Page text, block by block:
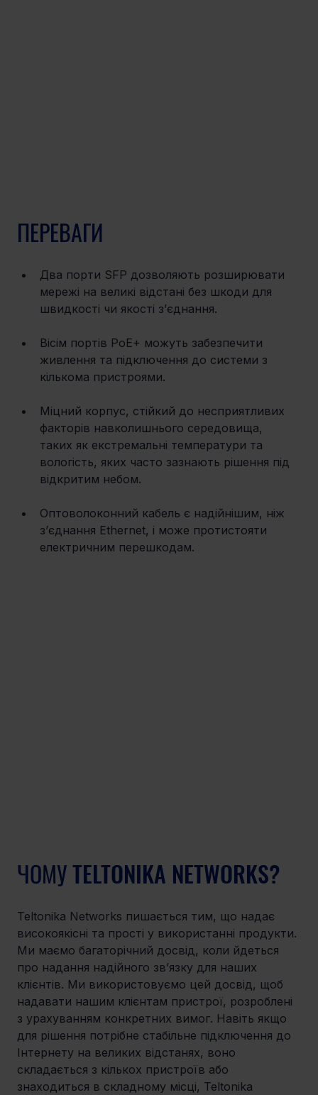
ПЕРЕВАГИ
Два порти SFP дозволяють розширювати
мережі на великі відстані без шкоди для
швидкості чи якості з’єднання.
Вісім портів PoE+ можуть забезпечити
живлення та підключення до системи з
кількома пристроями.
Міцний корпус, стійкий до несприятливих
факторів навколишнього середовища,
таких як екстремальні температури та
вологість, яких часто зазнають рішення під
відкритим небом.
Оптоволоконний кабель є надійнішим, ніж
з’єднання Ethernet, і може протистояти
електричним перешкодам.
ЧОМУ TELTONIKA NETWORKS?
Teltonika Networks пишається тим, що надає
високоякісні та прості у використанні продукти.
Ми маємо багаторічний досвід, коли йдеться
про надання надійного зв’язку для наших
клієнтів. Ми використовуємо цей досвід, щоб
надавати нашим клієнтам пристрої, розроблені
з урахуванням конкретних вимог. Навіть якщо
для рішення потрібне стабільне підключення до
Інтернету на великих відстанях, воно
складається з кількох пристроїв або
знаходиться в складному місці, Teltonika